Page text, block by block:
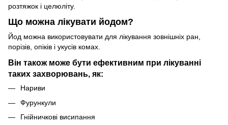
розтяжок і целюліту.
Що можна лікувати йодом?
Йод можна використовувати для лікування зовнішніх ран,
порізів, опіків і укусів комах.
Він також може бути ефективним при лікуванні
таких захворювань, як:
Нариви
Фурункули
Гнійничкові висипання